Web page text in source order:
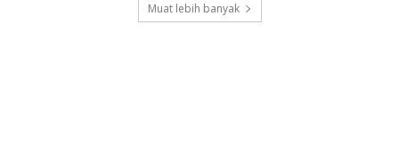
Muat lebih banyak